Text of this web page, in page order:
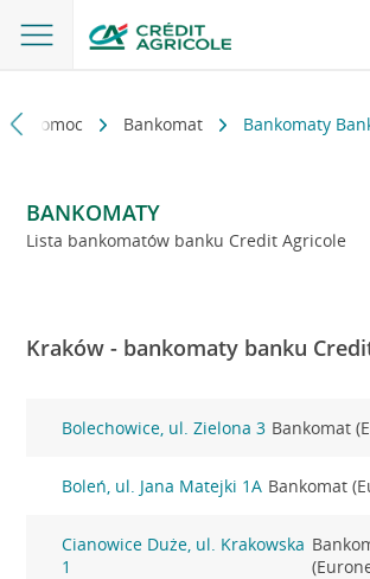
i pomoc Bankomat Bankomaty
BANKOMATY
Lista bankomatów banku Credit Agricole
Kraków - bankomaty banku
Bolechowice, ul. Zielona 3 Bankomat
Boleń, ul. Jana Matejki 1A Bankomat
Cianowice Duże, ul. Krakowska
1